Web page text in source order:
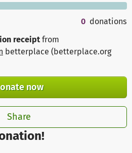
0 donations
receipt from
betterplace (betterplace.org
now
Share